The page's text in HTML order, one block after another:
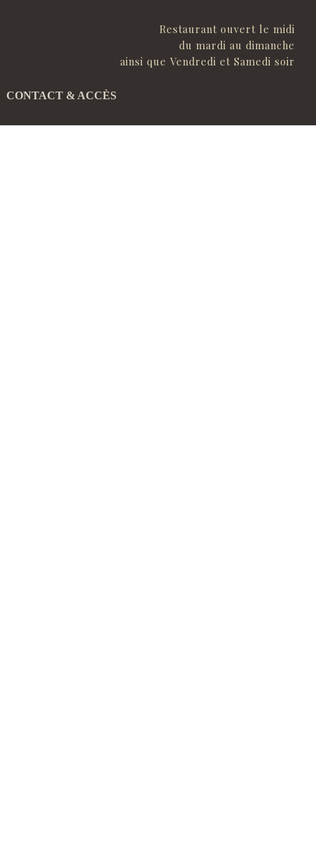
CONTACT & ACCÈS
Restaurant ouvert le midi
du mardi au dimanche
ainsi que Vendredi et Samedi soir